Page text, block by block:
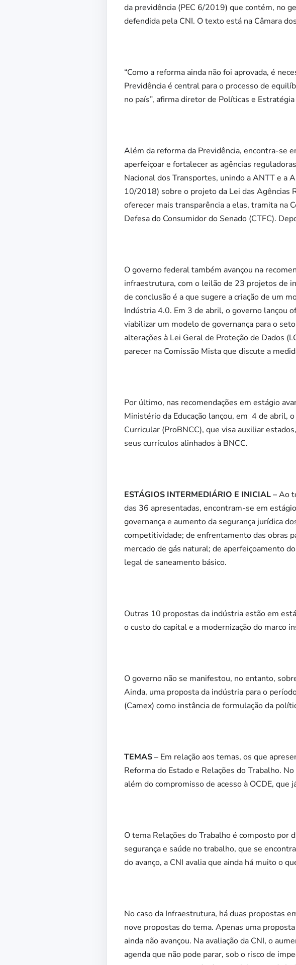
da previdência (PEC 6/2019) que contém, no
defendida pela CNI. O texto está na Câmara
“Como a reforma ainda não foi aprovada, é
Previdência é central para o processo de
no país”, afirma diretor de Políticas e
Além da reforma da Previdência, encontra-se
aperfeiçoar e fortalecer as agências
Nacional dos Transportes, unindo a ANTT e a
10/2018) sobre o projeto da Lei das Agências
oferecer mais transparência a elas, tramita na
Defesa do Consumidor do Senado (CTFC).
O governo federal também avançou na
infraestrutura, com o leilão de 23 projetos de
de conclusão é a que sugere a criação de um
Indústria 4.0. Em 3 de abril, o governo lançou
viabilizar um modelo de governança para o
alterações à Lei Geral de Proteção de Dados
parecer na Comissão Mista que discute a
Por último, nas recomendações em estágio
Ministério da Educação lançou, em 4 de abril,
Curricular (ProBNCC), que visa auxiliar
seus currículos alinhados à BNCC.
ESTÁGIOS INTERMEDIÁRIO E INICIAL –Ao
das 36 apresentadas, encontram-se em
governança e aumento da segurança jurídica
competitividade; de enfrentamento das obras
mercado de gás natural; de aperfeiçoamento
legal de saneamento básico.
Outras 10 propostas da indústria estão em
o custo do capital e a modernização do marco
O governo não se manifestou, no entanto,
Ainda, uma proposta da indústria para o
(Camex) como instância de formulação da
TEMAS – Em relação aos temas, os que
Reforma do Estado e Relações do Trabalho.
além do compromisso de acesso à OCDE, que
O tema Relações do Trabalho é composto por
segurança e saúde no trabalho, que se
do avanço, a CNI avalia que ainda há muito o
No caso da Infraestrutura, há duas propostas
nove propostas do tema. Apenas uma
ainda não avançou. Na avaliação da CNI, o
agenda que não pode parar, sob o risco de